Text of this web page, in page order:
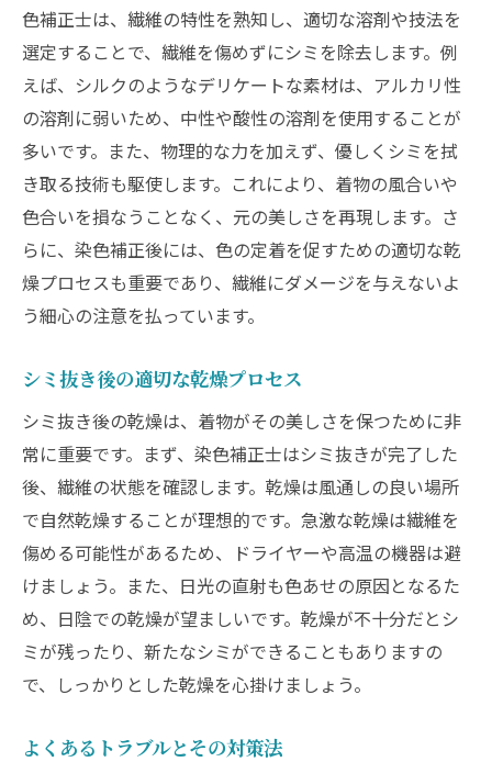
色補正士は、繊維の特性を熟知し、適切な溶剤や技法を
選定することで、繊維を傷めずにシミを除去します。例
えば、シルクのようなデリケートな素材は、アルカリ性
の溶剤に弱いため、中性や酸性の溶剤を使用することが
多いです。また、物理的な力を加えず、優しくシミを拭
き取る技術も駆使します。これにより、着物の風合いや
色合いを損なうことなく、元の美しさを再現します。さ
らに、染色補正後には、色の定着を促すための適切な乾
燥プロセスも重要であり、繊維にダメージを与えないよ
う細心の注意を払っています。
シミ抜き後の適切な乾燥プロセス
シミ抜き後の乾燥は、着物がその美しさを保つために非
常に重要です。まず、染色補正士はシミ抜きが完了した
後、繊維の状態を確認します。乾燥は風通しの良い場所
で自然乾燥することが理想的です。急激な乾燥は繊維を
傷める可能性があるため、ドライヤーや高温の機器は避
けましょう。また、日光の直射も色あせの原因となるた
め、日陰での乾燥が望ましいです。乾燥が不十分だとシ
ミが残ったり、新たなシミができることもありますの
で、しっかりとした乾燥を心掛けましょう。
よくあるトラブルとその対策法